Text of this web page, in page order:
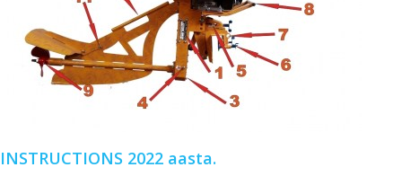
INSTRUCTIONS 2022 aasta.